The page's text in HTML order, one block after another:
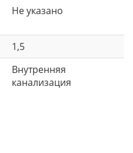
Не указано
1,5
Внутренняя
канализация